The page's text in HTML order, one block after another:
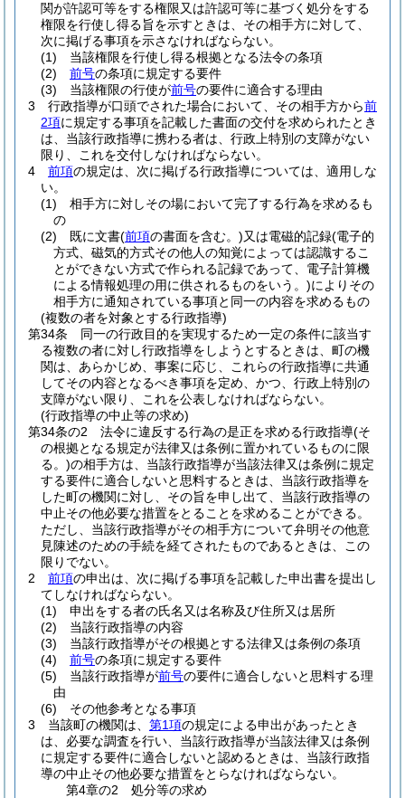
関が許認可等をする権限又は許認可等に基づく処分をする
権限を行使し得る旨を示すときは、その相手方に対して、
次に掲げる事項を示さなければならない。
(1)
当該権限を行使し得る根拠となる法令の条項
(2)
前号の条項に規定する要件
(3)
当該権限の行使が前号の要件に適合する理由
3
行政指導が口頭でされた場合において、その相手方から前
2項に規定する事項を記載した書面の交付を求められたとき
は、当該行政指導に携わる者は、行政上特別の支障がない
限り、これを交付しなければならない。
4
前項の規定は、次に掲げる行政指導については、適用しな
い。
(1)
相手方に対しその場において完了する行為を求めるも
の
(2)
既に文書(前項の書面を含む。)又は電磁的記録(電子的
方式、磁気的方式その他人の知覚によっては認識するこ
とができない方式で作られる記録であって、電子計算機
による情報処理の用に供されるものをいう。)によりその
相手方に通知されている事項と同一の内容を求めるもの
(複数の者を対象とする行政指導)
第34条
同一の行政目的を実現するため一定の条件に該当す
る複数の者に対し行政指導をしようとするときは、町の機
関は、あらかじめ、事案に応じ、これらの行政指導に共通
してその内容となるべき事項を定め、かつ、行政上特別の
支障がない限り、これを公表しなければならない。
(行政指導の中止等の求め)
第34条の2
法令に違反する行為の是正を求める行政指導(そ
の根拠となる規定が法律又は条例に置かれているものに限
る。)の相手方は、当該行政指導が当該法律又は条例に規定
する要件に適合しないと思料するときは、当該行政指導を
した町の機関に対し、その旨を申し出て、当該行政指導の
中止その他必要な措置をとることを求めることができる。
ただし、当該行政指導がその相手方について弁明その他意
見陳述のための手続を経てされたものであるときは、この
限りでない。
2
前項の申出は、次に掲げる事項を記載した申出書を提出し
てしなければならない。
(1)
申出をする者の氏名又は名称及び住所又は居所
(2)
当該行政指導の内容
(3)
当該行政指導がその根拠とする法律又は条例の条項
(4)
前号の条項に規定する要件
(5)
当該行政指導が前号の要件に適合しないと思料する理
由
(6)
その他参考となる事項
3
当該町の機関は、 第1項の規定による申出があったとき
は、必要な調査を行い、当該行政指導が当該法律又は条例
に規定する要件に適合しないと認めるときは、当該行政指
導の中止その他必要な措置をとらなければならない。
第4章の2
処分等の求め